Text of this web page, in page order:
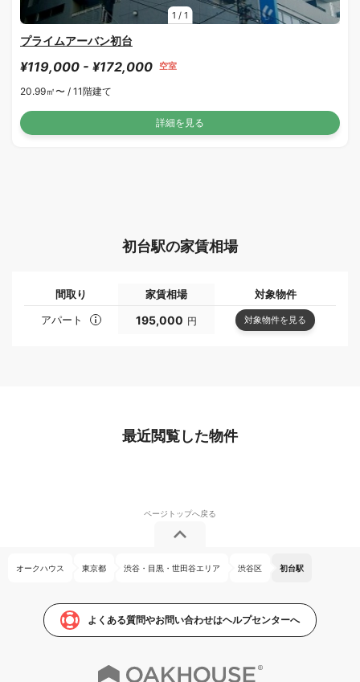
1 / 1
プライムアーバン初台
¥119,000 - ¥172,000 空室
20.99㎡〜 / 11階建て
詳細を見る
初台駅の家賃相場
間取り 家賃相場
対象物件
アパート
195,000 円 対象物件を見る
最近閲覧した物件
オークハウス 東京都 渋谷・目黒・世田谷エリア 渋谷区 初台駅
よくある質問やお問い合わせはヘルプセンターへ